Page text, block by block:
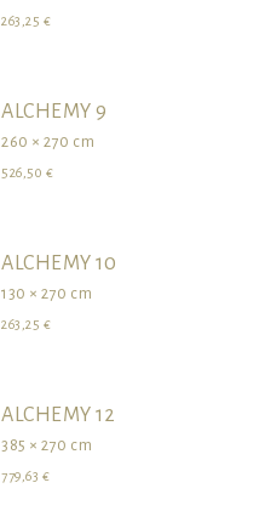
263,25 €
ALCHEMY 9
260 × 270 cm
526,50 €
ALCHEMY 10
130 × 270 cm
263,25 €
ALCHEMY 12
385 × 270 cm
779,63 €